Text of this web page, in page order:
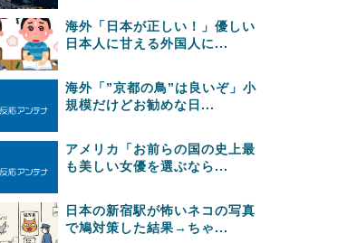
海外「日本が正しい！」優しい
日本人に甘える外国人に...
海外「”京都の鳥”は良いぞ」小
規模だけどお勧めな日...
アメリカ「お前らの国の史上最
も美しい女優を選ぶなら...
日本の新宿駅が怖いネコの写真
で鳩対策した結果→ちゃ...